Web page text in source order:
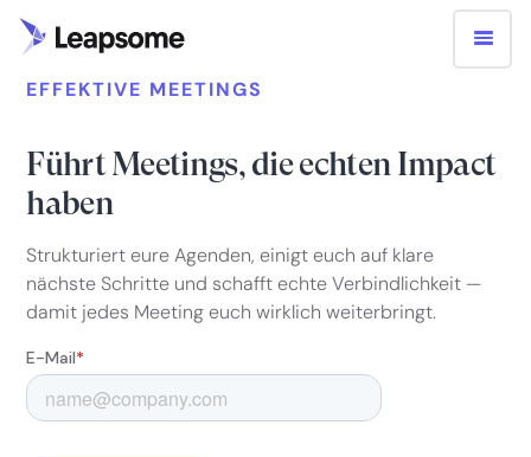
EFFEKTIVE MEETINGS
Führt Meetings, die echten Impact
haben
Strukturiert eure Agenden, einigt euch auf klare
nächste Schritte und schafft echte Verbindlichkeit —
damit jedes Meeting euch wirklich weiterbringt.